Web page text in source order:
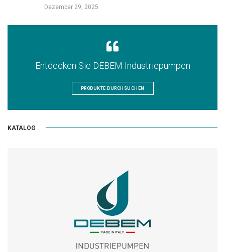
Dezember 29, 2025
Entdecken Sie DEBEM Industriepumpen
PRODUKTE DURCHSUCHEN
KATALOG